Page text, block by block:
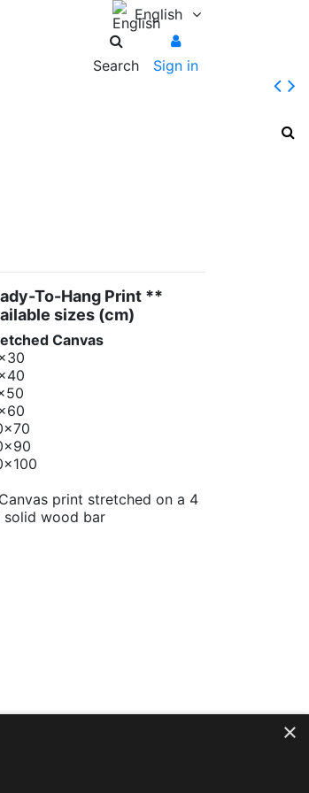
English
Search
Sign in
To-Hang Print **
sizes (cm)
Canvas
print stretched on a 4
solid wood bar
×